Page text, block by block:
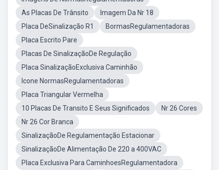
As Placas De Trânsito
Imagem Da Nr 18
Placa DeSinalização R1
BormasRegulamentadoras
Placa Escrito Pare
Placas De SinalizaçãoDe Regulação
Placa SinalizaçãoExclusiva Caminhão
Icone NormasRegulamentadoras
Placa Triangular Vermelha
10 Placas De Transito E Seus Significados
Nr 26 Cores
Nr 26 Cor Branca
SinalizaçãoDe Regulamentação Estacionar
SinalizaçãoDe Alimentação De 220 a 400VAC
Placa Exclusiva Para CaminhoesRegulamentadora